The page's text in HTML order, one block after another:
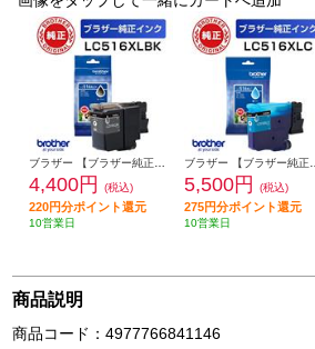
ブラザー 【ブラザー純正】LC516XLBK インクカートリッジ ブラック 大容量タイプ LC516XLBK
4,400円 (税込)
220円分ポイント還元
10営業日
ブラザー 【ブラザー純正】LC516XLC インクカートリッジ シアン 大容量タイプ LC516XLC
5,500円 (税込)
275円分ポイント還元
10営業日
商品説明
商品コード：4977766841146